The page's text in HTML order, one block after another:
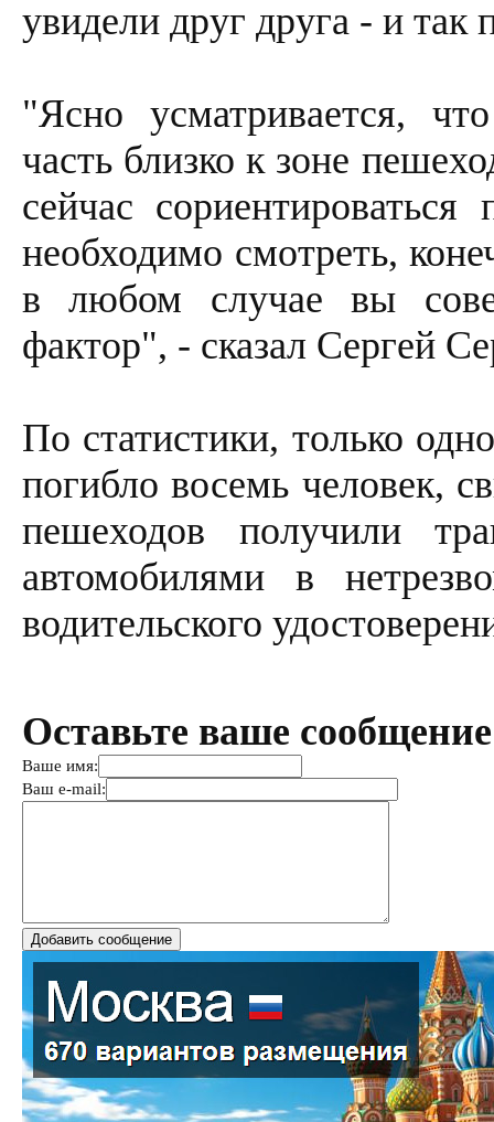
увидели друг друга - и так
"Ясно усматривается,
часть близко к зоне
сейчас
необходимо смотреть,
в любом случае вы
фактор", - сказал Сергей
По статистики, только
погибло восемь человек,
пешеходов получили
автомобилями в
водительского
Оставьте ваше
Ваше имя:
Ваш e-mail: